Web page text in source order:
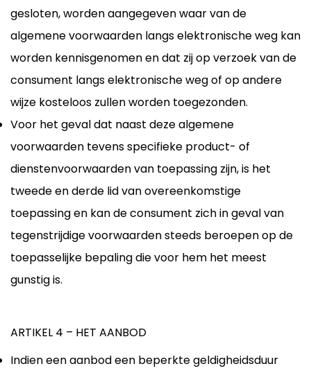
gesloten, worden aangegeven waar van de
algemene voorwaarden langs elektronische weg kan
worden kennisgenomen en dat zij op verzoek van de
consument langs elektronische weg of op andere
wijze kosteloos zullen worden toegezonden.
Voor het geval dat naast deze algemene
voorwaarden tevens specifieke product- of
dienstenvoorwaarden van toepassing zijn, is het
tweede en derde lid van overeenkomstige
toepassing en kan de consument zich in geval van
tegenstrijdige voorwaarden steeds beroepen op de
toepasselijke bepaling die voor hem het meest
gunstig is.
ARTIKEL 4 – HET AANBOD
Indien een aanbod een beperkte geldigheidsduur